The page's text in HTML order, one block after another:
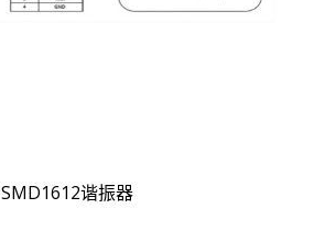
SMD1612谐振器